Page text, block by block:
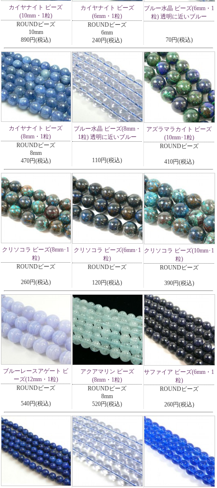
カイヤナイト ビーズ
(10mm・1粒)
ROUNDビーズ
10mm
890円(税込)
カイヤナイト ビーズ
(6mm・1粒)
ROUNDビーズ
6mm
240円(税込)
ブルー水晶 ビーズ(6mm・1
粒) 透明に近いブルー
70円(税込)
カイヤナイト ビーズ
(8mm・1粒)
ROUNDビーズ
8mm
470円(税込)
ブルー水晶 ビーズ(8mm・
1粒) 透明に近いブルー
110円(税込)
アズラマラカイト ビーズ
(10mm･1粒)
ROUNDビーズ
410円(税込)
クリソコラ ビーズ(8mm･1
粒)
ROUNDビーズ
260円(税込)
クリソコラ ビーズ(6mm･1
粒)
ROUNDビーズ
120円(税込)
クリソコラ ビーズ(10mm･1
粒)
ROUNDビーズ
390円(税込)
ブルーレースアゲート ビ
ーズ(12mm・1粒)
ROUNDビーズ
540円(税込)
アクアマリン ビーズ
(8mm・1粒)
ROUNDビーズ
8mm
520円(税込)
サファイア ビーズ(6mm・1
粒)
ROUNDビーズ
260円(税込)